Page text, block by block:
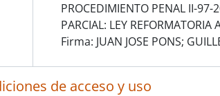
PROCEDIMIENTO PENAL II-97-
PARCIAL: LEY REFORMATORIA
Firma: JUAN JOSE PONS;
de acceso y uso